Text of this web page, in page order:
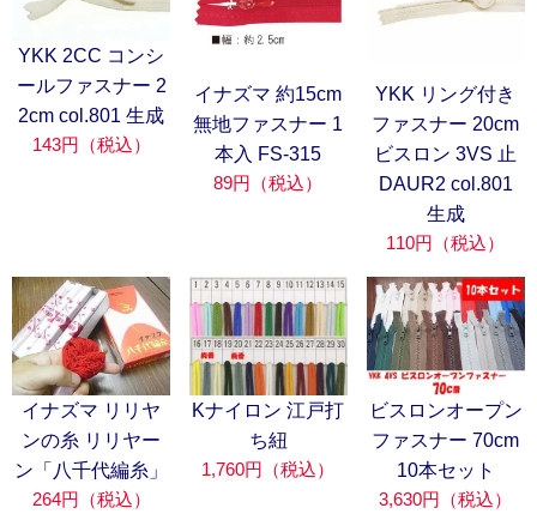
YKK 2CC コンシ
ールファスナー 2
2cm col.801 生成
143円（税込）
イナズマ 約15cm
無地ファスナー 1
本入 FS-315
89円（税込）
YKK リング付き
ファスナー 20cm
ビスロン 3VS 止
DAUR2 col.801
生成
110円（税込）
イナズマ リリヤ
ンの糸 リリヤー
ン「八千代編糸」
264円（税込）
Kナイロン 江戸打
ち紐
1,760円（税込）
ビスロンオープン
ファスナー 70cm
10本セット
3,630円（税込）